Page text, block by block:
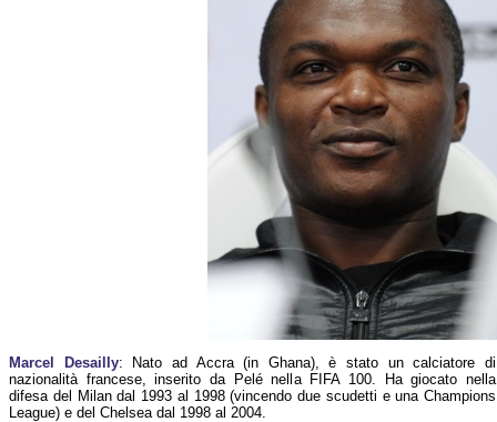
Marcel Desailly: Nato ad Accra (in Ghana), è stato un calciatore di
nazionalità francese, inserito da Pelé nella FIFA 100. Ha giocato nella
difesa del Milan dal 1993 al 1998 (vincendo due scudetti e una Champions
League) e del Chelsea dal 1998 al 2004.